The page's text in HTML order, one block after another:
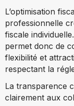
L’optimisation
professionnelle
fiscale
permet donc de
flexibilité et
respectant la
La transparence
clairement aux